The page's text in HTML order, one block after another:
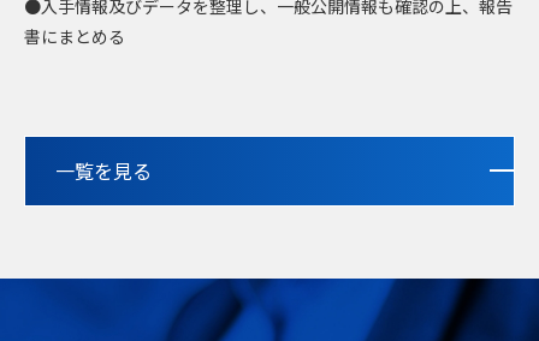
●入手情報及びデータを整理し、一般公開情報も確認の上、報告
書にまとめる
一覧を見る